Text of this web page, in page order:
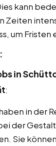
kann
Zeiten
um Fristen
in
:
in der
der
Sie